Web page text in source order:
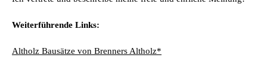
Weiterführende Links:
Altholz Bausätze von Brenners Altholz*